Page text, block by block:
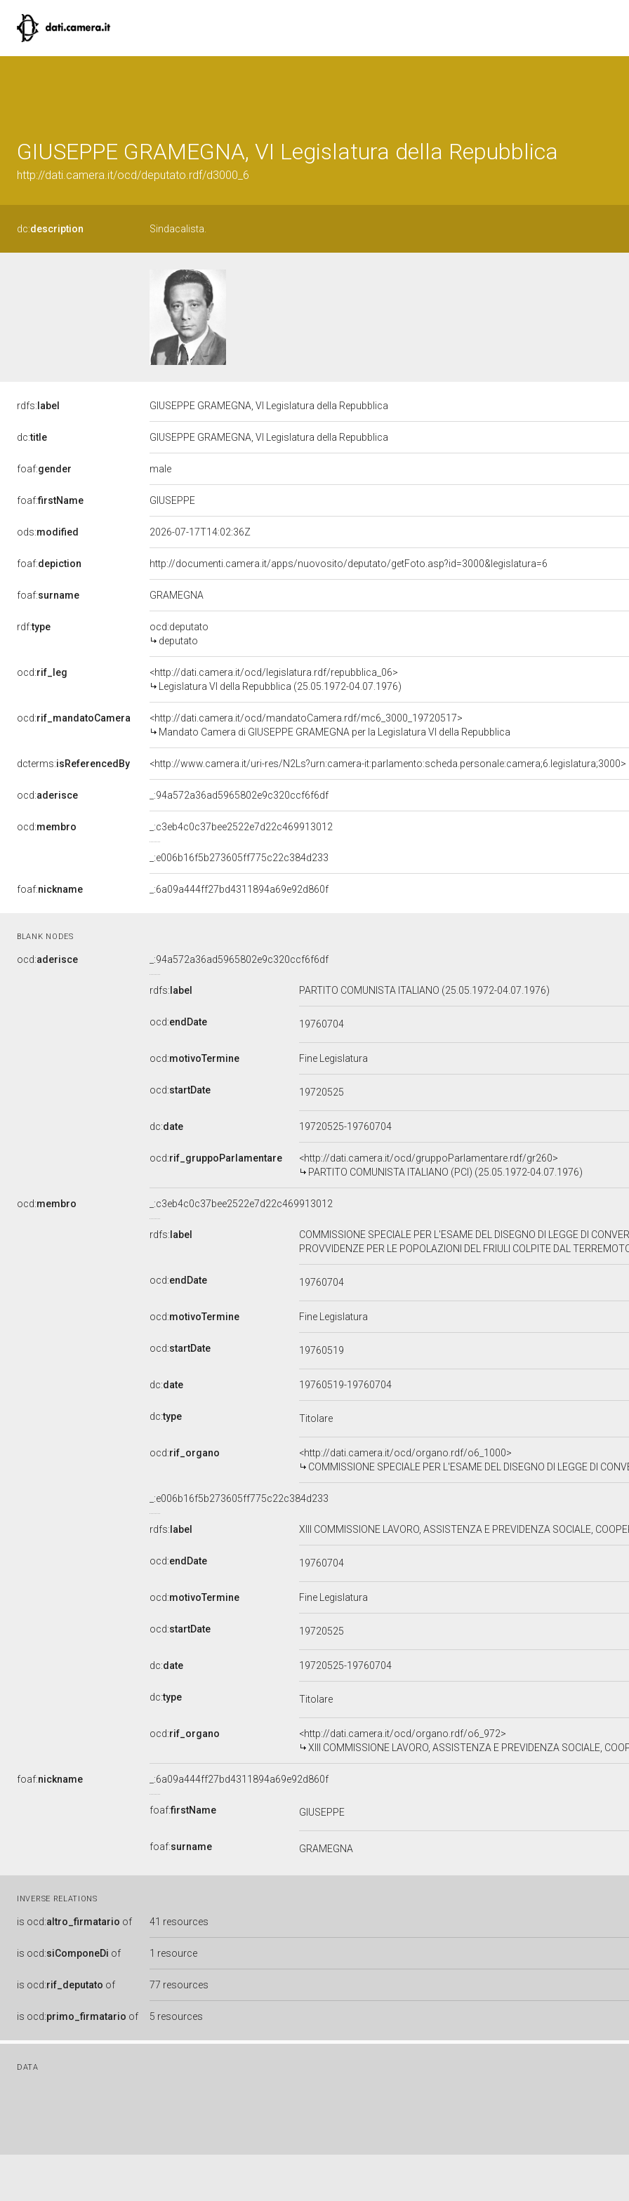
GIUSEPPE GRAMEGNA, VI Legislatura della Repubblica
http://dati.camera.it/ocd/deputato.rdf/d3000_6
dc:description Sindacalista.
rdfs: label GIUSEPPE GRAMEGNA, VI Legislatura della Repubblica
dc:title GIUSEPPE GRAMEGNA, VI Legislatura della Repubblica
foaf:gender male
foaf:firstName GIUSEPPE
ods:modified 2026-07-17T14:02:36Z
foaf:depiction http://documenti.camera.it/apps/nuovosito/deputato/getFoto.asp?id=3000&legislatura=6
foaf:surname GRAMEGNA
rdf:type
ocd:deputato
deputato
ocd:rif_leg
<http://dati.camera.it/ocd/legislatura.rdf/repubblica_06>
Legislatura VI della Repubblica (25.05.1972-04.07.1976)
ocd:rif_mandatoCamera
<http://dati.camera.it/ocd/mandatoCamera.rdf/mc6_3000_19720517>
Mandato Camera di GIUSEPPE GRAMEGNA per la Legislatura VI della Repubblica
dcterms:isReferencedBy <http://www.camera.it/uri-res/N2Ls?urn:camera-it:parlamento:scheda.personale:camera;6.legislatura;3000>
ocd:aderisce _:94a572a36ad5965802e9c320ccf6f6df
ocd:membro _:c3eb4c0c37bee2522e7d22c469913012
_:e006b16f5b273605ff775c22c384d233
foaf:nickname _:6a09a444ff27bd4311894a69e92d860f
BLANK NODES
ocd:aderisce _:94a572a36ad5965802e9c320ccf6f6df
rdfs: label PARTITO COMUNISTA ITALIANO (25.05.1972-04.07.1976)
ocd:endDate 19760704
ocd:motivoTermine Fine Legislatura
ocd:startDate 19720525
dc:date 19720525-19760704
ocd:rif_gruppoParlamentare
<http://dati.camera.it/ocd/gruppoParlamentare.rdf/gr260>
PARTITO COMUNISTA ITALIANO (PCI) (25.05.1972-04.07.1976)
ocd:membro _:c3eb4c0c37bee2522e7d22c469913012
rdfs: label
COMMISSIONE SPECIALE PER L'ESAME DEL DISEGNO DI LEGGE DI
PROVVIDENZE PER LE POPOLAZIONI DEL FRIULI COLPITE DAL
ocd:endDate 19760704
ocd:motivoTermine Fine Legislatura
ocd:startDate 19760519
dc:date 19760519-19760704
dc:type Titolare
ocd:rif_organo
<http://dati.camera.it/ocd/organo.rdf/o6_1000>
COMMISSIONE SPECIALE PER L'ESAME DEL DISEGNO DI LEGGE DI CONVERSIONE DEL DECRETO LEGGE
_:e006b16f5b273605ff775c22c384d233
rdfs: label XIII COMMISSIONE LAVORO, ASSISTENZA E PREVIDENZA SOCIALE,
ocd:endDate 19760704
ocd:motivoTermine Fine Legislatura
ocd:startDate 19720525
dc:date 19720525-19760704
dc:type Titolare
ocd:rif_organo
<http://dati.camera.it/ocd/organo.rdf/o6_972>
XIII COMMISSIONE LAVORO, ASSISTENZA E PREVIDENZA SOCIALE,
foaf:nickname _:6a09a444ff27bd4311894a69e92d860f
foaf:firstName GIUSEPPE
foaf:surname GRAMEGNA
INVERSE RELATIONS
is ocd:altro_firmatario of 41 resources
is ocd:siComponeDi of 1 resource
is ocd:rif_deputato of 77 resources
is ocd:primo_firmatario of 5 resources
DATA